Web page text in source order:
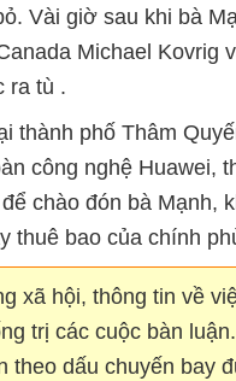
Vài giờ sau khi bà
Michael Kovrig
ra tù .
thành phố Thâm
công nghệ Huawei,
chào đón bà Mạnh,
thuê bao của chính
xã hội, thông tin về
trị các cuộc bàn
theo dấu chuyến bay